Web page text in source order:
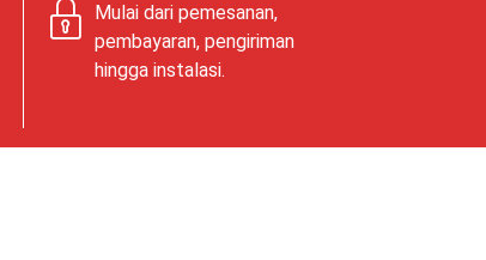
Mulai dari pemesanan,
pembayaran, pengiriman
hingga instalasi.